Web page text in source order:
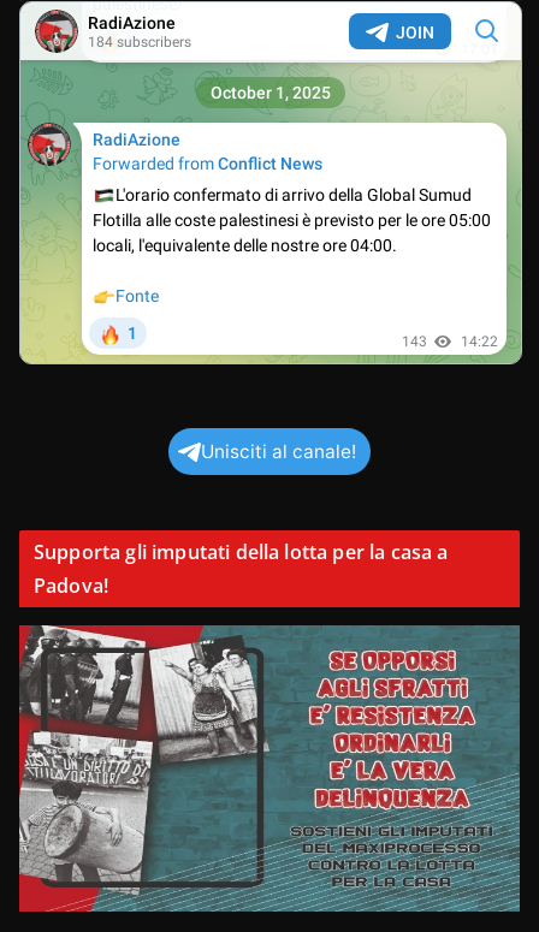
Unisciti al canale!
Supporta gli imputati della lotta per la casa a
Padova!